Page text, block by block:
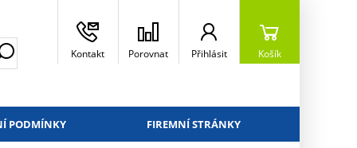
Kontakt Porovnat Přihlásit Košík
PODMÍNKY FIREMNÍ STRÁNKY